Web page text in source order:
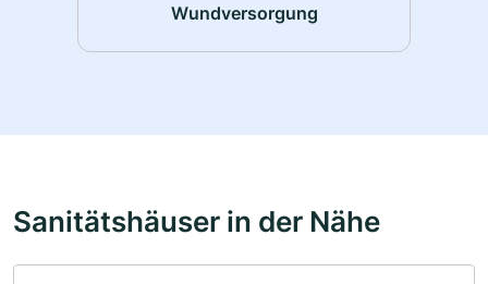
Wundversorgung
Sanitätshäuser in der Nähe